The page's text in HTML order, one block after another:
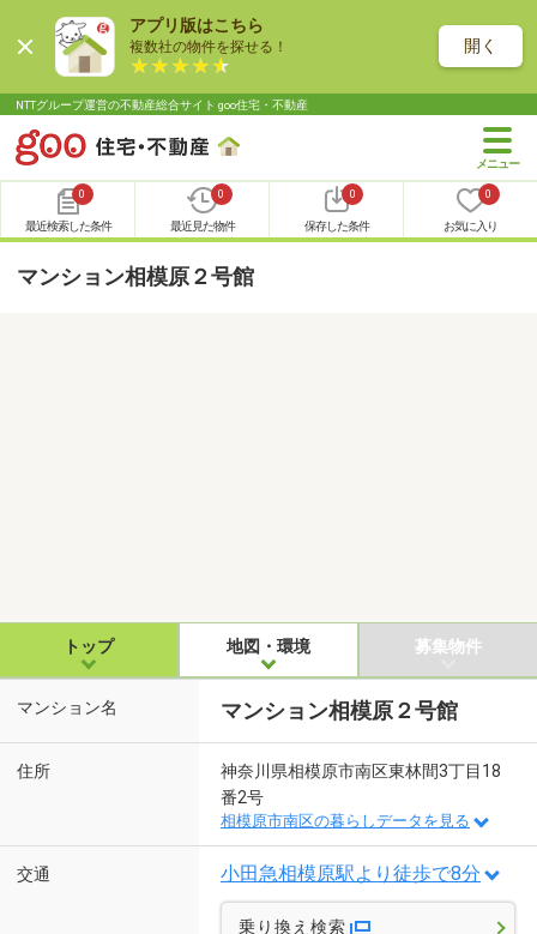
アプリ版はこちら
複数社の物件を探せる！ 開く
NTTグループ運営の不動産総合サイト goo住宅・不動産
0
最近検索した条件
0
最近見た物件
0
保存した条件
0
お気に入り
マンション相模原２号館
トップ 地図・環境 募集物件
マンション名 マンション相模原２号館
住所
神奈川県相模原市南区東林間3丁目18
番2号
相模原市南区の暮らしデータを見る
交通 小田急相模原駅より徒歩で8分
乗り換え検索